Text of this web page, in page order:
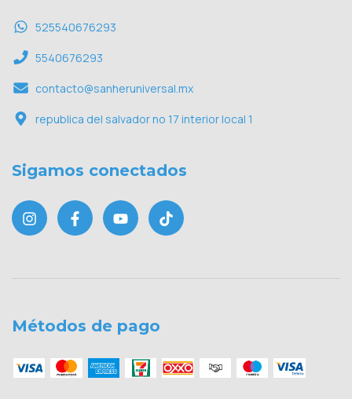
525540676293
5540676293
contacto@sanheruniversal.mx
republica del salvador no 17 interior local 1
Sigamos conectados
Métodos de pago